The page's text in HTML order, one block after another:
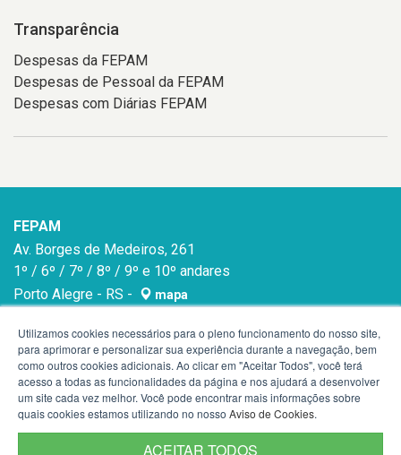
Transparência
Despesas da FEPAM
Despesas de Pessoal da FEPAM
Despesas com Diárias FEPAM
FEPAM
Av. Borges de Medeiros, 261
1º / 6º / 7º / 8º / 9º e 10º andares
Porto Alegre - RS -
mapa
Utilizamos cookies necessários para o pleno funcionamento do nosso site,
para aprimorar e personalizar sua experiência durante a navegação, bem
como outros cookies adicionais. Ao clicar em "Aceitar Todos", você terá
acesso a todas as funcionalidades da página e nos ajudará a desenvolver
um site cada vez melhor. Você pode encontrar mais informações sobre
quais cookies estamos utilizando no nosso Aviso de Cookies.
ACEITAR TODOS